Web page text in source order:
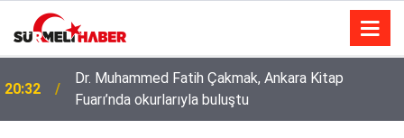
14:52
Diyanet İşleri Başkanlığı ile Türkiye Diyanet Vakfı
milyonları sevindirdi